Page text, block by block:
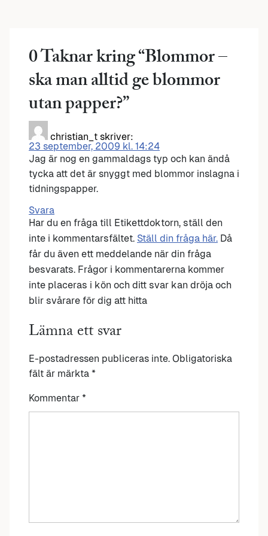
0 Taknar kring “Blommor –
ska man alltid ge blommor
utan papper?”
christian_t skriver:
23 september, 2009 kl. 14:24
Jag är nog en gammaldags typ och kan ändå
tycka att det är snyggt med blommor inslagna i
tidningspapper.
Svara
Har du en fråga till Etikettdoktorn, ställ den
inte i kommentarsfältet. Ställ din fråga här. Då
får du även ett meddelande när din fråga
besvarats. Frågor i kommentarerna kommer
inte placeras i kön och ditt svar kan dröja och
blir svårare för dig att hitta
Lämna ett svar
E-postadressen publiceras inte. Obligatoriska
fält är märkta *
Kommentar *